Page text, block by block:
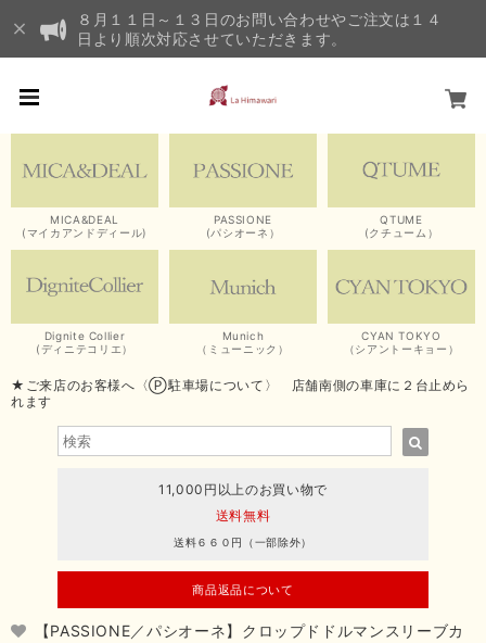
８月１１日～１３日のお問い合わせやご注文は１４
日より順次対応させていただきます。
MICA&DEAL
(マイカアンドディール)
PASSIONE
(パシオーネ）
QTUME
(クチューム）
Dignite Collier
(ディニテコリエ）
Munich
（ミューニック）
CYAN TOKYO
（シアントーキョー）
★ご来店のお客様へ〈Ⓟ駐車場について〉 店舗南側の車庫に２台止めら
れます
11,000円以上のお買い物で
送料無料
送料６６０円（一部除外）
商品返品について
【PASSIONE／パシオーネ】クロップドドルマンスリーブカ